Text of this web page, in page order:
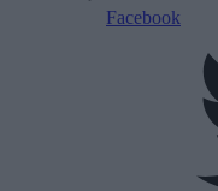
Facebook